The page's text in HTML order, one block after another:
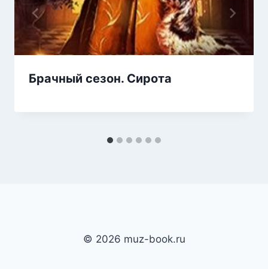
Брачный сезон. Сирота
© 2026 muz-book.ru